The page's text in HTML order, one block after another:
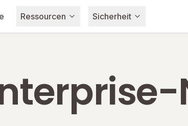
Ressourcen Sicherheit